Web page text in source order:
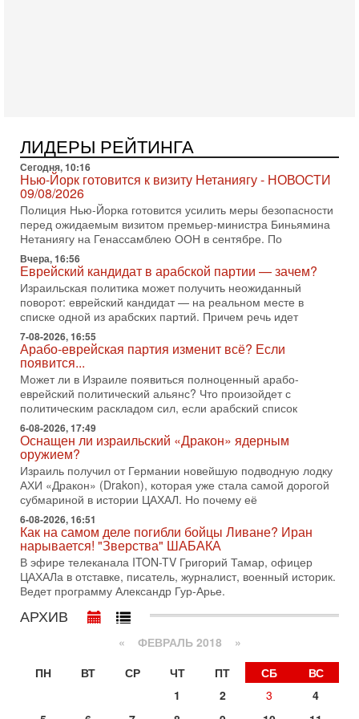
В этом выпуске мы разбираем одну из самых тревожных
тем израильской политики. Известно, что израильская
Служба общей безопасности (ШАБАК) создала
3-08-2026, 08:32
Трамп и Иран: последний шанс - НОВОСТИ
03/08/2026
Президент США Дональд Трамп объявил о возобновлении
переговоров с Ираном, но Тегеран пока не подтвердил
готовность к диалогу. По словам американского
2-08-2026, 08:42
Трамп отменил удар по Ирану - НОВОСТИ
02/08/2026
Президент США Дональд Трамп сегодня заявил об отмене
подготовленного удара по Ирану после обращений
Тегерана и других стран региона. По его словам,
1-08-2026, 17:50
«Русский голос» Израиля: кто заберет его на этот
раз?
Голоса русскоязычных репатриантов не раз кардинально
меняли политический ландшафт Израиля. Достаточно
вспомнить взлет партии «Исраэль ба-алия», когда
31-07-2026, 17:00
Тайны закрытых дверей: о чём на самом деле
молчат Трамп и Нетаньяху?
Недавний визит премьер-министра Израиля Биньямина
Нетаньяху в США и его встреча с Дональдом Трампом
оставили больше вопросов, чем ответов. Полная
31-07-2026, 15:18
Иран готовит покушение на Нетаниягу! Трамп не
В эфире телеканала ITON-TV СЕРГЕЙ МИГДАЛЬ, эксперт
по вопросам безопасности, офицер запаса
Международного управления полиции Израиля, автор
31-07-2026, 09:02
Битва за разоружение ХАМАСа - НОВОСТИ
ЛИДЕРЫ РЕЙТИНГА
Сегодня, 10:16
Нью-Йорк готовится к визиту Нетаниягу - НОВОСТИ
09/08/2026
Полиция Нью-Йорка готовится усилить меры безопасности
перед ожидаемым визитом премьер-министра Биньямина
Нетаниягу на Генассамблею ООН в сентябре. По
Вчера, 16:56
Еврейский кандидат в арабской партии — зачем?
Израильская политика может получить неожиданный
поворот: еврейский кандидат — на реальном месте в
списке одной из арабских партий. Причем речь идет
7-08-2026, 16:55
Арабо-еврейская партия изменит всё? Если
появится...
Может ли в Израиле появиться полноценный арабо-
еврейский политический альянс? Что произойдет с
политическим раскладом сил, если арабский список
6-08-2026, 17:49
Оснащен ли израильский «Дракон» ядерным
оружием?
Израиль получил от Германии новейшую подводную лодку
АХИ «Дракон» (Drakon), которая уже стала самой дорогой
субмариной в истории ЦАХАЛ. Но почему её
6-08-2026, 16:51
Как на самом деле погибли бойцы Ливане? Иран
нарывается! "Зверства" ШАБАКА
В эфире телеканала ITON-TV Григорий Тамар, офицер
ЦАХАЛа в отставке, писатель, журналист, военный историк.
Ведет программу Александр Гур-Арье.
АРХИВ
« ФЕВРАЛЬ 2018 »
ПН
ВТ СР ЧТ ПТ СБ
ВС
1
2 3
4